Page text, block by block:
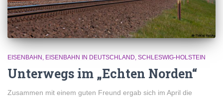
EISENBAHN EISENBAHN IN DEUTSCHLAND SCHLESWIG-HOLSTEIN
Unterwegs im „Echten Norden“
Zusammen mit einem guten Freund ergab sich im April die